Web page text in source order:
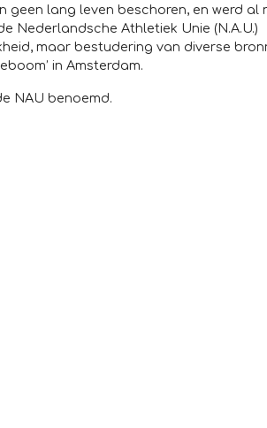
lang leven beschoren, en werd al
Nederlandsche Athletiek Unie (N.A.U.)
maar bestudering van diverse
in Amsterdam.
NAU benoemd.